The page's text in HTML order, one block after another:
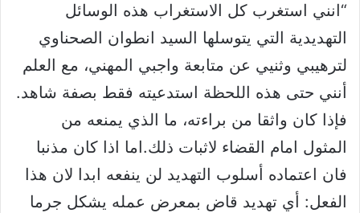
“انني استغرب كل الاستغراب هذه الوسائل
التهديدية التي يتوسلها السيد انطوان الصحناوي
لترهيبي وثنيي عن متابعة واجبي المهني، مع العلم
أنني حتى هذه اللحظة استدعيته فقط بصفة شاهد.
فإذا كان واثقا من براءته، ما الذي يمنعه من
المثول امام القضاء لاثبات ذلك.اما اذا كان مذنبا
فان اعتماده أسلوب التهديد لن ينفعه ابدا لان هذا
الفعل: أي تهديد قاض بمعرض عمله يشكل جرما